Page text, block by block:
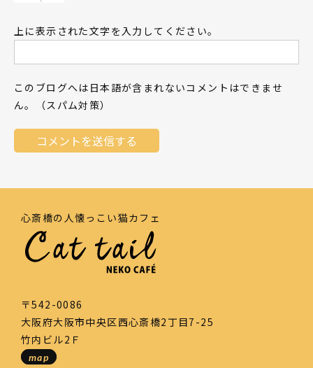
上に表示された文字を入力してください。
このブログへは日本語が含まれないコメントはできませ
ん。（スパム対策）
心斎橋の人懐っこい猫カフェ
〒542-0086
大阪府大阪市中央区西心斎橋2丁目7-25
竹内ビル2Ｆ
map